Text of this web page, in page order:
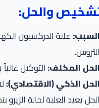
والحل:
السبب:
التروس.
الحل المكلف: التوكيل
الحل الذكي (الاقتصادي):
الحل يعيد العلبة لحالة الزيرو بتكلفة لا تتعدى 10% من ثمن